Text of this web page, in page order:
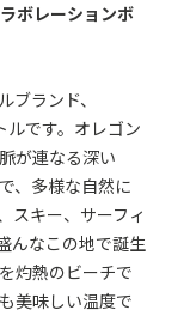
ボレーションボ
ランド、
ルです。オレゴン
が連なる深い
、多様な自然に
スキー、サーフィ
んなこの地で誕生
灼熱のビーチで
美味しい温度で